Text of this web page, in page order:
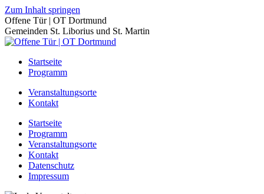
Zum Inhalt springen
Offene Tür | OT Dortmund
Gemeinden St. Liborius und St. Martin
Startseite
Programm
Veranstaltungsorte
Kontakt
Startseite
Programm
Veranstaltungsorte
Kontakt
Datenschutz
Impressum